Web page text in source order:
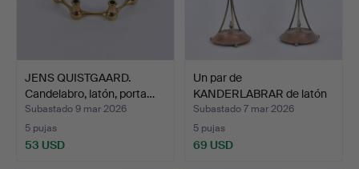
JENS QUISTGAARD.
Candelabro, latón, porta…
Subastado 9 mar 2026
5 pujas
53 USD
Un par de
KANDERLABRAR de latón
y cobre de…
Subastado 7 mar 2026
5 pujas
69 USD